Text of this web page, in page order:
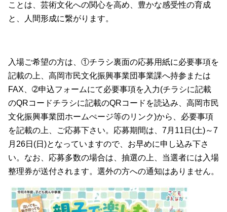
ことは、芸術文化への関心を高め、豊かな感受性の育成
と、人間形成に繋がります。
入場ご希望の方は、①チラシ裏面の応募用紙に必要事項を
記載の上、高岡市民文化振興事業団事業課へ持参または
FAX、➁申込フォームにて必要事項を入力(チラシに記載
のQRコードチラシに記載のQRコードを読込み、高岡市民
文化振興事業団ホームぺージ等のリンク)から、必要事項
を記載の上、ご応募下さい。応募期間は、7月11日(土)～7
月26日(日)となっていますので、お早めに申し込み下さ
い。なお、応募多数の場合は、抽選の上、当選者には入場
整理券が送付されます。選外の方への通知はありません。